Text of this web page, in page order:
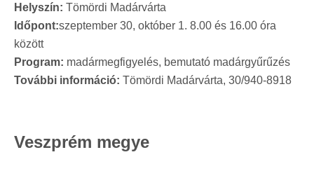
Helyszín: Tömördi Madárvárta
Időpont:szeptember 30, október 1. 8.00 és 16.00 óra
között
Program: madármegfigyelés, bemutató madárgyűrűzés
További információ: Tömördi Madárvárta, 30/940-8918
Veszprém megye